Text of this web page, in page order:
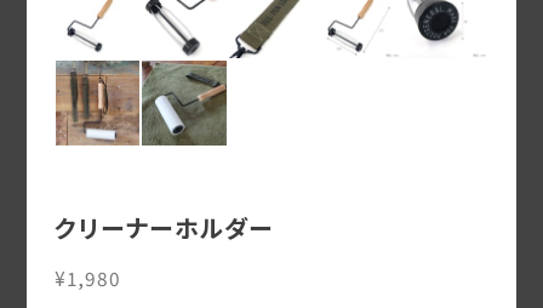
クリーナーホルダー
¥1,980